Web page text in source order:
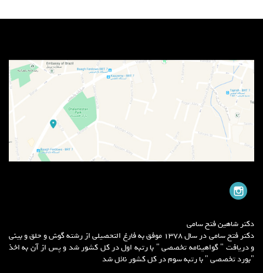
دکتر شاهین فتح سامی
دکتر فتح سامی در سال 1378 موفق به فارغ التحصیلی از رشته گوش و حلق و بینی
و دریافت " گواهینامه تخصصی " با رتبه اول در کل کشور شد و پس از آن به اخذ
"بورد تخصصی " با رتبه سوم در کل کشور نائل شد